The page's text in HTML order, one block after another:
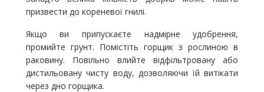
призвести до кореневої гнилі.
Якщо ви припускаєте надмірне удобрення,
промийте грунт. Помістіть горщик з рослиною в
раковину. Повільно влийте відфільтровану або
дистильовану чисту воду, дозволяючи їй витікати
через дно горщика.